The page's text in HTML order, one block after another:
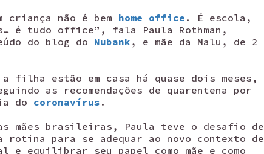
criança não é bem home office . É escola,
é tudo office”, fala Paula Rothman,
do blog do Nubank , e mãe da Malu, de 2
filha estão em casa há quase dois meses,
as recomendações de quarentena por
do coronavírus .
mães brasileiras, Paula teve o desafio de
rotina para se adequar ao novo contexto de
e equilibrar seu papel como mãe e como